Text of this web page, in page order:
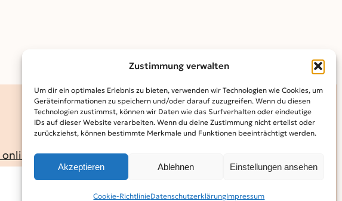
Zustimmung verwalten
Um dir ein optimales Erlebnis zu bieten, verwenden wir Technologien wie Cookies, um
Geräteinformationen zu speichern und/oder darauf zuzugreifen. Wenn du diesen
Technologien zustimmst, können wir Daten wie das Surfverhalten oder eindeutige
IDs auf dieser Website verarbeiten. Wenn du deine Zustimmung nicht erteilst oder
zurückziehst, können bestimmte Merkmale und Funktionen beeinträchtigt werden.
Akzeptieren Ablehnen Einstellungen ansehen
Cookie-RichtlinieDatenschutz­erklärungImpressum
lesen
INFO
Kontakt
Mediadaten
Über KidS
Kooperationspartner
Datenschutz­erklärung
Impressum
Cookie-Richtlinie (EU)